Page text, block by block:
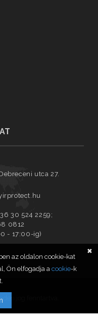
utca 27.
30 524 2259;
0812
- 17:00-ig)
jog fenntartva.
az oldalon cookie-kat
Ön elfogadja a cookie-k
✖